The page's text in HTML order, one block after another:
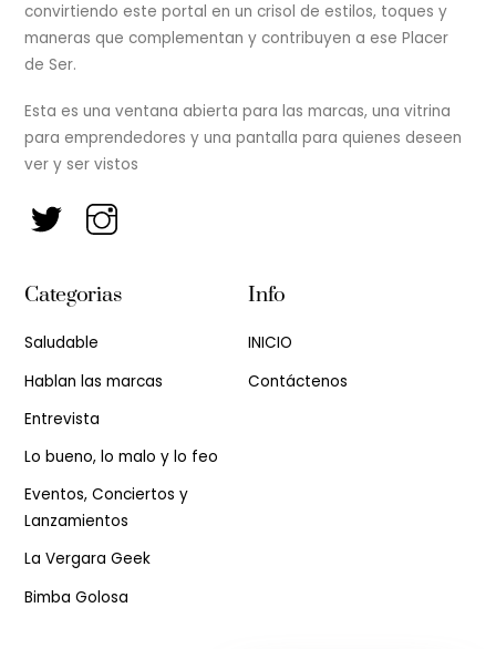
convirtiendo este portal en un crisol de estilos, toques y
maneras que complementan y contribuyen a ese Placer
de Ser.
Esta es una ventana abierta para las marcas, una vitrina
para emprendedores y una pantalla para quienes deseen
ver y ser vistos
Categorias
Saludable
Hablan las marcas
Entrevista
Lo bueno, lo malo y lo feo
Eventos, Conciertos y
Lanzamientos
La Vergara Geek
Bimba Golosa
Info
INICIO
Contáctenos